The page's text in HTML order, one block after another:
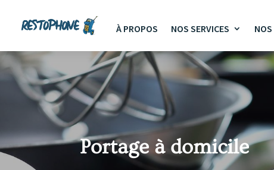
À PROPOS NOS SERVICES
Portage à domicile